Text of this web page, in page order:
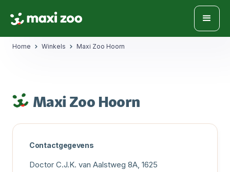
Home Winkels Maxi Zoo Hoorn
Maxi Zoo Hoorn
Contactgegevens
Doctor C.J.K. van Aalstweg 8A, 1625